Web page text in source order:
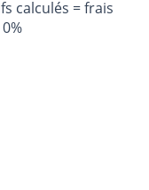
calculés = frais
0%